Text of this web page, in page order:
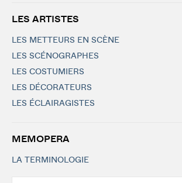
LES ARTISTES
LES METTEURS EN SCÈNE
LES SCÉNOGRAPHES
LES COSTUMIERS
LES DÉCORATEURS
LES ÉCLAIRAGISTES
MEMOPERA
LA TERMINOLOGIE